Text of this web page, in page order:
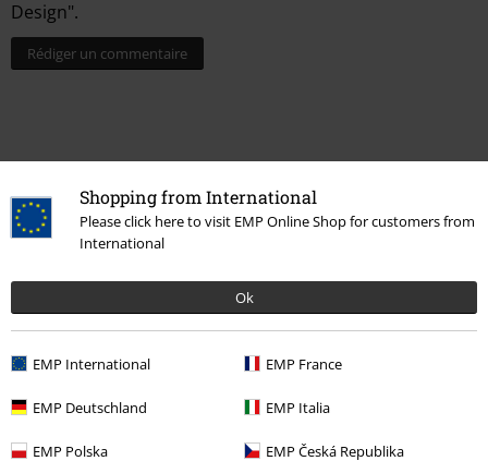
Shopping from International
Please click here to visit EMP Online Shop for customers from
International
Ok
EMP International EMP France
EMP Deutschland EMP Italia
EMP Polska EMP Česká Republika
Design".
Rédiger un commentaire